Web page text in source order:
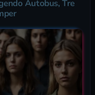
Autobus, Tre